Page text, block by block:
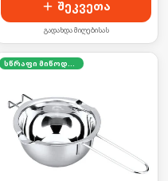
შეკვეთა
გადახდა მიღებისას